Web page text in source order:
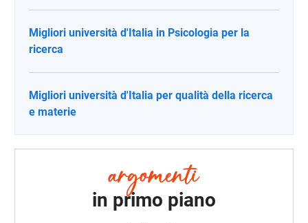
Migliori università d'Italia in Psicologia per la
ricerca
Migliori università d'Italia per qualità della ricerca
e materie
in primo piano